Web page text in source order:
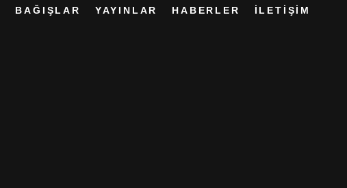
BAĞIŞLAR YAYINLAR HABERLER İLETİŞİM